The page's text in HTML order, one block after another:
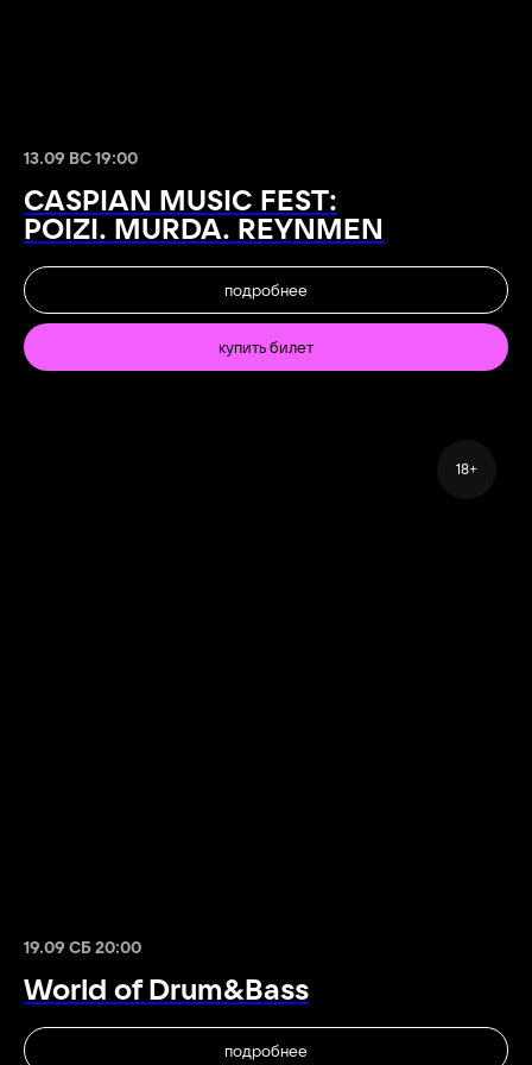
13.09 ВС 19:00
CASPIAN MUSIC FEST:
POIZI. MURDA. REYNMEN
подробнее
купить билет
18+
19.09 СБ 20:00
World of Drum&Bass
подробнее